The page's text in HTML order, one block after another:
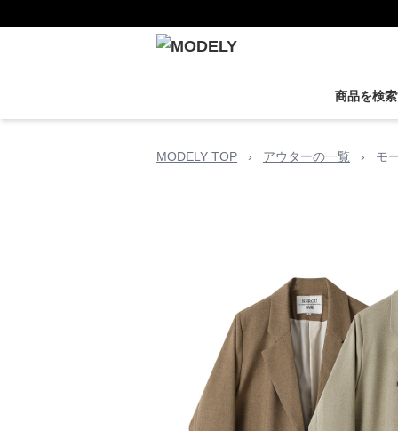
商品を検
MODELY TOP › アウターの一覧 › モ